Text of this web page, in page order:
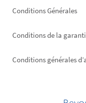
Conditions Générales
Conditions de la
Conditions générales